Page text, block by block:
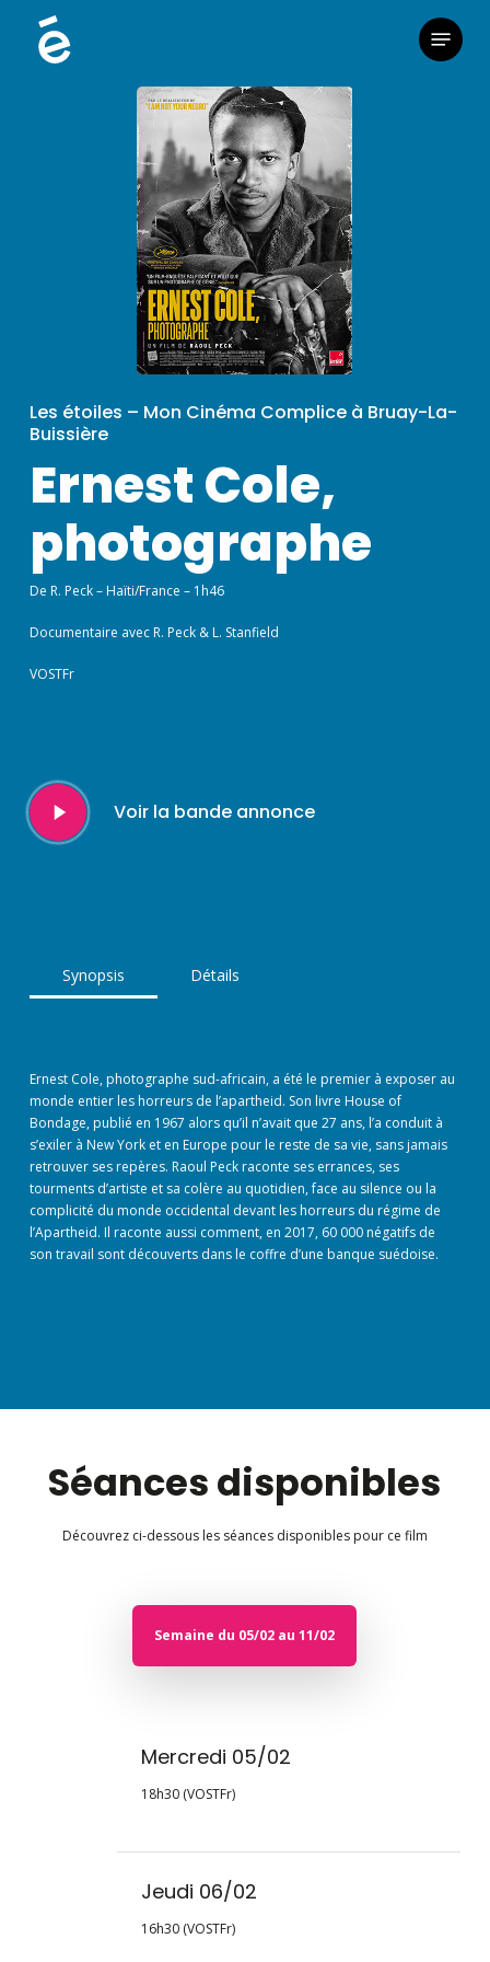
Menu
Les étoiles – Mon Cinéma Complice à Bruay-La-
Buissière
Ernest Cole,
photographe
De R. Peck – Haïti/France – 1h46
Documentaire avec R. Peck & L. Stanfield
VOSTFr
Play
Video
Voir la bande annonce
Synopsis Détails
Ernest Cole, photographe sud-africain, a été le premier à exposer au
monde entier les horreurs de l’apartheid. Son livre House of
Bondage, publié en 1967 alors qu’il n’avait que 27 ans, l’a conduit à
s’exiler à New York et en Europe pour le reste de sa vie, sans jamais
retrouver ses repères. Raoul Peck raconte ses errances, ses
tourments d’artiste et sa colère au quotidien, face au silence ou la
complicité du monde occidental devant les horreurs du régime de
l’Apartheid. Il raconte aussi comment, en 2017, 60 000 négatifs de
son travail sont découverts dans le coffre d’une banque suédoise.
Séances disponibles
Découvrez ci-dessous les séances disponibles pour ce film
Semaine du 05/02 au 11/02
Mercredi 05/02
18h30 (VOSTFr)
Jeudi 06/02
16h30 (VOSTFr)